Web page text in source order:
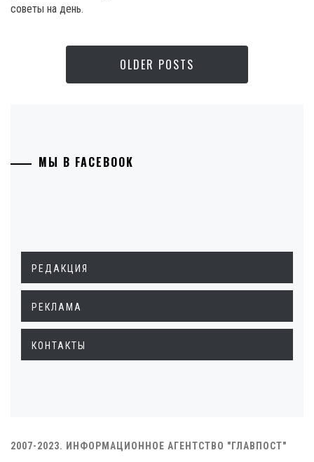
советы на день.
OLDER POSTS
МЫ В FACEBOOK
РЕДАКЦИЯ
РЕКЛАМА
КОНТАКТЫ
2007-2023. ИНФОРМАЦИОННОЕ АГЕНТСТВО "ГЛАВПОСТ"